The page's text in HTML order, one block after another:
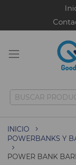
INICIO
POWERBANKS Y
POWER BANK